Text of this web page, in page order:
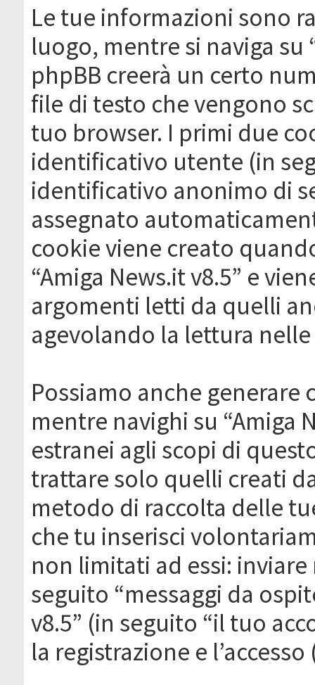
Le tue informazioni sono
luogo, mentre si naviga su
phpBB creerà un certo
file di testo che vengono
tuo browser. I primi due
identificativo utente (in
identificativo anonimo di
assegnato
cookie viene creato
“Amiga News.it v8.5” e
argomenti letti da quelli
agevolando la lettura
Possiamo anche
mentre navighi su “Amiga
estranei agli scopi di
trattare solo quelli creati
metodo di raccolta delle
che tu inserisci
non limitati ad essi:
seguito “messaggi da
v8.5” (in seguito “il tuo
la registrazione e